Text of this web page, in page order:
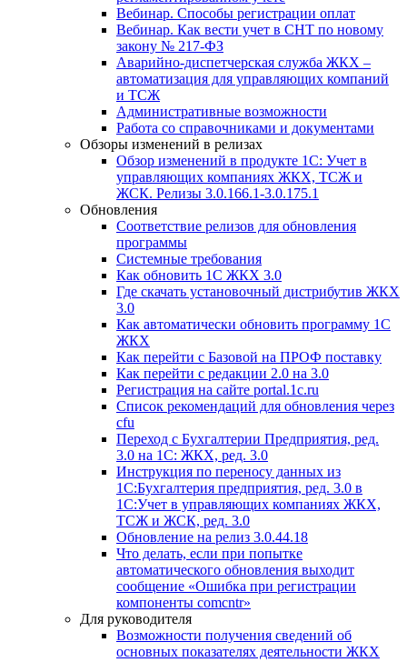
Вебинар. Способы регистрации оплат
Вебинар. Как вести учет в СНТ по новому
закону № 217-ФЗ
Аварийно-диспетчерская служба ЖКХ –
автоматизация для управляющих компаний
и ТСЖ
Административные возможности
Работа со справочниками и документами
Обзоры изменений в релизах
Обзор изменений в продукте 1С: Учет в
управляющих компаниях ЖКХ, ТСЖ и
ЖСК. Релизы 3.0.166.1-3.0.175.1
Обновления
Соответствие релизов для обновления
программы
Системные требования
Как обновить 1С ЖКХ 3.0
Где скачать установочный дистрибутив ЖКХ
3.0
Как автоматически обновить программу 1С
ЖКХ
Как перейти с Базовой на ПРОФ поставку
Как перейти с редакции 2.0 на 3.0
Регистрация на сайте portal.1c.ru
Список рекомендаций для обновления через
cfu
Переход с Бухгалтерии Предприятия, ред.
3.0 на 1С: ЖКХ, ред. 3.0
Инструкция по переносу данных из
1С:Бухгалтерия предприятия, ред. 3.0 в
1С:Учет в управляющих компаниях ЖКХ,
ТСЖ и ЖСК, ред. 3.0
Обновление на релиз 3.0.44.18
Что делать, если при попытке
автоматического обновления выходит
сообщение «Ошибка при регистрации
компоненты comcntr»
Для руководителя
Возможности получения сведений об
основных показателях деятельности ЖКХ